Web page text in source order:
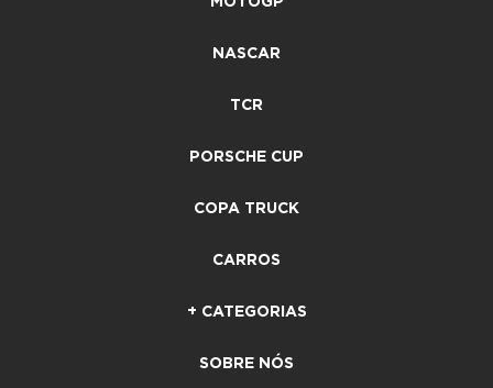
NASCAR
TCR
PORSCHE CUP
COPA TRUCK
CARROS
+ CATEGORIAS
SOBRE NÓS